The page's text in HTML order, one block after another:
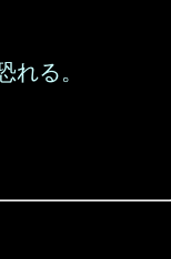
れる。